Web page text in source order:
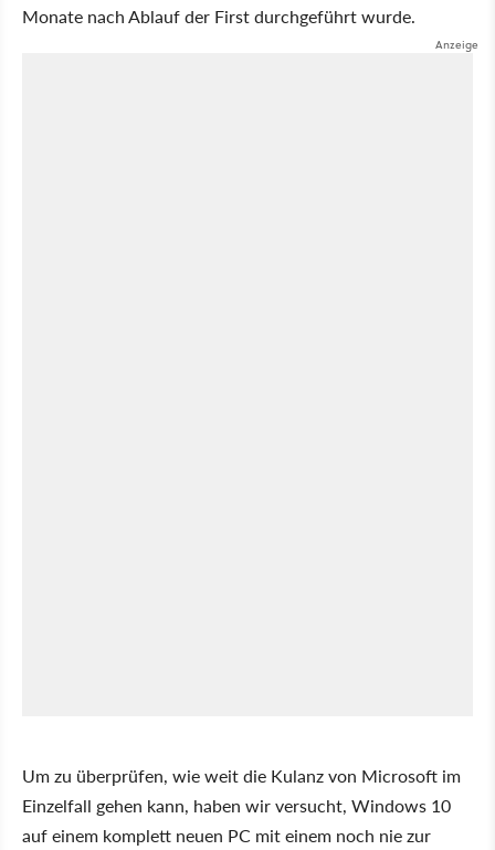
Monate nach Ablauf der First durchgeführt wurde.
Um zu überprüfen, wie weit die Kulanz von Microsoft im
Einzelfall gehen kann, haben wir versucht, Windows 10
auf einem komplett neuen PC mit einem noch nie zur